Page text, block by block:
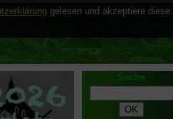
Suche
gelesen und akzeptiere diese.